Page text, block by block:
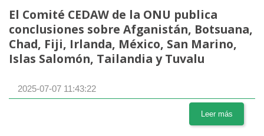
El Comité CEDAW de la ONU publica
conclusiones sobre Afganistán, Botsuana,
Chad, Fiji, Irlanda, México, San Marino,
Islas Salomón, Tailandia y Tuvalu
2025-07-07 11:43:22
Leer más